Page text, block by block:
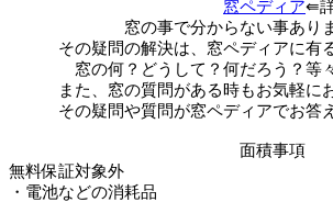
窓ペディア⇚
窓の事で分からない事ありま
その疑問の解決は、窓ペディアに有る
窓の何？どうして？何だろう？等々
また、窓の質問がある時もお気軽にお
その疑問や質問が窓ペディアでお答え
面積事項
無料保証対象外
・電池などの消耗品